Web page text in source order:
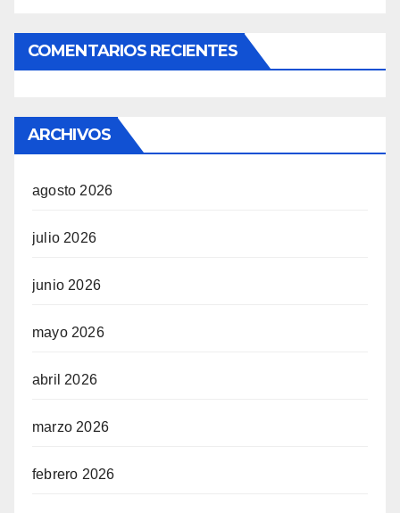
COMENTARIOS RECIENTES
ARCHIVOS
agosto 2026
julio 2026
junio 2026
mayo 2026
abril 2026
marzo 2026
febrero 2026